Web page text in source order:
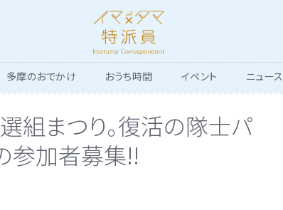
多摩のおでかけ おうち時間 イベント ニュース
組まつり。復活の隊士パ
参加者募集!!